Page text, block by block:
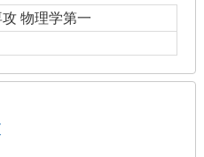
物理学第一